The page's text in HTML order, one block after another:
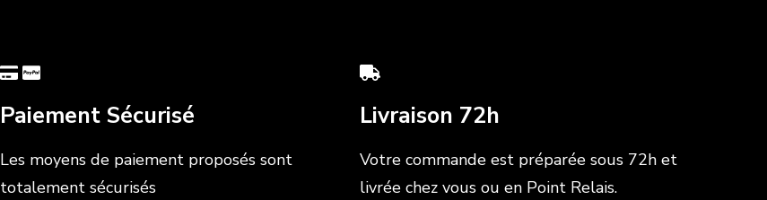
Paiement Sécurisé
Les moyens de paiement proposés sont
totalement sécurisés
Livraison 72h
Votre commande est préparée sous 72h et
livrée chez vous ou en Point Relais.